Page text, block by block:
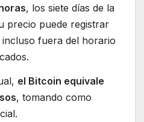
, los siete días de la
precio puede registrar
fuera del horario
el Bitcoin equivale
, tomando como